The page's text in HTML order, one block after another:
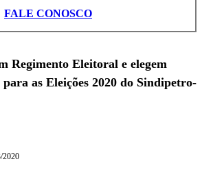
FALE CONOSCO
Regimento Eleitoral e elegem
as Eleições 2020 do Sindipetro-
2020